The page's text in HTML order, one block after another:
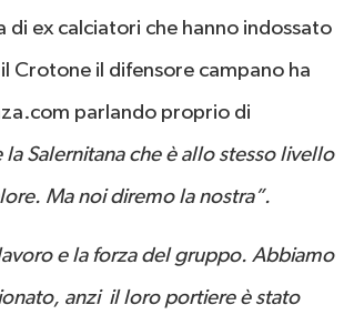
ex calciatori che hanno indossato
Crotone il difensore campano ha
parlando proprio di
la Salernitana che è allo stesso livello
Ma noi diremo la nostra”.
e la forza del gruppo. Abbiamo
anzi il loro portiere è stato